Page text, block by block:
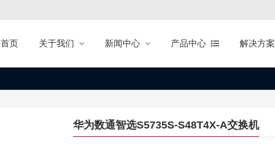
首页 关于我们 新闻中心 产品中心 解决方案
华为数通智选S5735S-S48T4X-A交换机